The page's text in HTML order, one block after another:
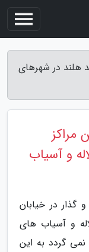
هلند در شهرهای
مراکز
و آسیاب
گذار در خیابان
و آسیاب های
گردد به این